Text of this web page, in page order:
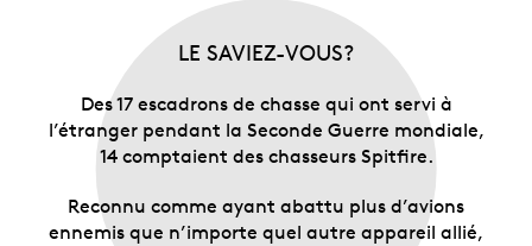
LE SAVIEZ-VOUS?
Des 17 escadrons de chasse qui ont servi à
l’étranger pendant la Seconde Guerre mondiale,
14 comptaient des chasseurs Spitfire.
Reconnu comme ayant abattu plus d’avions
ennemis que n’importe quel autre appareil allié,